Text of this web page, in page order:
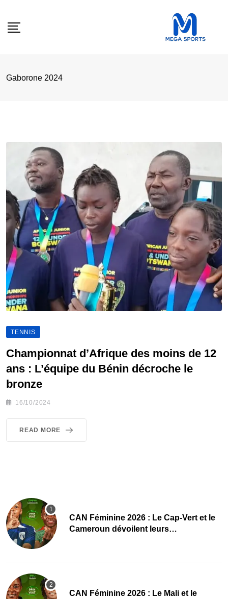
Gaborone 2024
TENNIS
Championnat d’Afrique des moins de 12
ans : L’équipe du Bénin décroche le
bronze
16/10/2024
READ MORE
CAN Féminine 2026 : Le Cap-Vert et le
Cameroun dévoilent leurs
‎CAN Féminine 2026 : Le Mali et le